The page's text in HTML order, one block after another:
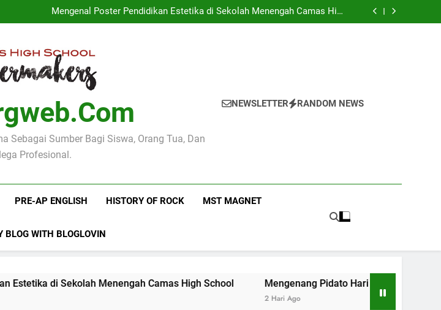
Berkualitas di Indonesia
Mengenal Poster Pendidikan Estetika di Sekolah Menengah Camas High
School
Mengenang Pidato Hari Pendidikan Nasional di Camas High School
Mengenal Poster Pendidikan Estetika di Sekolah Menengah Camas High
Mengenang Pidato Hari Pendidikan Nasional di Camas High School
Pentingnya Fungsi Manifes Lembaga Pendidikan: Kasus Camas High School
Sebagai Sumber Bagi Siswa, Orang Tua, Dan
Profesional.
NEWSLETTER RANDOM NEWS
PRE-AP ENGLISH HISTORY OF ROCK MST MAGNET
BLOG WITH BLOGLOVIN
Menengah Camas High School Mengenang Pidato Hari Pendidikan Nasional di